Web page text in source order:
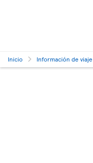
Inicio Información de viaje